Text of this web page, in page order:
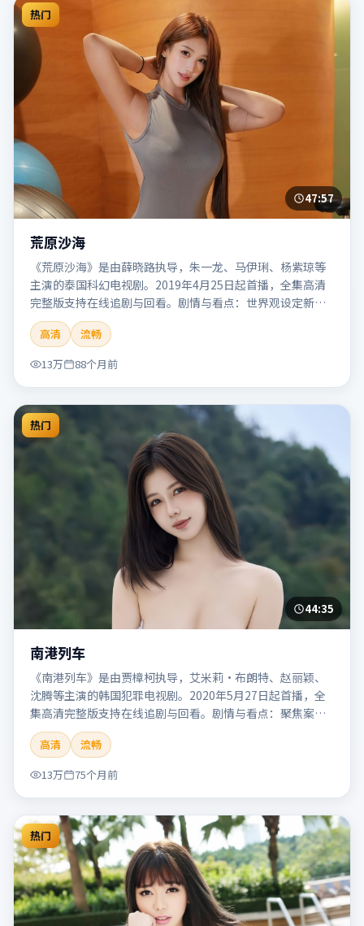
热门
47:57
荒原沙海
《荒原沙海》是由薛晓路执导，朱一龙、马伊琍、杨紫琼等
主演的泰国科幻电视剧。2019年4月25日起首播，全集高清
完整版支持在线追剧与回看。剧情与看点：世界观设定新
颖，视觉奇观与哲思并存，探讨科技与人性的边界。本片适
合检索「荒原沙海」「薛晓路」「科幻」「泰国」「2019」
「2019-04-25上映」等关键词的影迷阅读简介与主创信息。
高清
流畅
13万
88个月前
热门
44:35
南港列车
《南港列车》是由贾樟柯执导，艾米莉·布朗特、赵丽颖、
沈腾等主演的韩国犯罪电视剧。2020年5月27日起首播，全
集高清完整版支持在线追剧与回看。剧情与看点：聚焦案件
与人性灰色地带，张力十足，兼具社会观察与戏剧冲突。本
片适合检索「南港列车」「贾樟柯」「犯罪」「韩国」
「2020」「2020-05-27上映」等关键词的影迷阅读简介与主
创信息。
高清
流畅
13万
75个月前
热门